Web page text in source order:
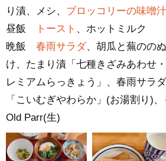
り漬、メシ、 ブロッコリーの味噌汁
昼飯
トースト 、ホットミルク
晩飯 春雨サラダ、胡瓜と蕪のの
け、たまり漬「七種きざみあわせ
レミアムらっきょう」、春雨サラダ
「こいむぎやわらか」(お湯割り)、
Old Parr(生)